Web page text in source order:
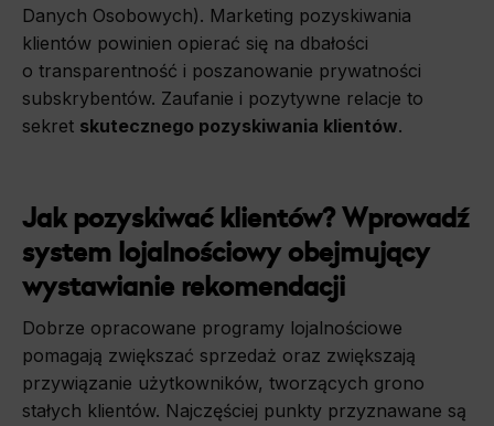
Danych Osobowych). Marketing pozyskiwania
klientów powinien opierać się na dbałości
o transparentność i poszanowanie prywatności
subskrybentów. Zaufanie i pozytywne relacje to
sekret skutecznego pozyskiwania klientów.
Jak pozyskiwać klientów? Wprowadź
system lojalnościowy obejmujący
wystawianie rekomendacji
Dobrze opracowane programy lojalnościowe
pomagają zwiększać sprzedaż oraz zwiększają
przywiązanie użytkowników, tworzących grono
stałych klientów. Najczęściej punkty przyznawane są